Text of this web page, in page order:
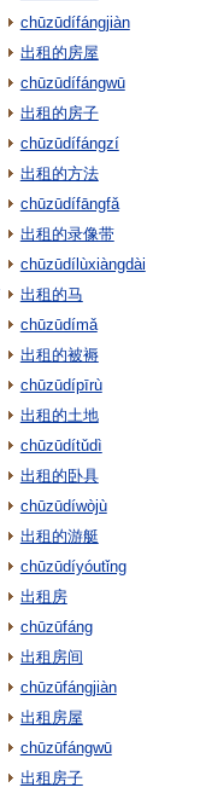
chūzūdífángjiàn
出租的房屋
chūzūdífángwū
出租的房子
chūzūdífángzí
出租的方法
chūzūdífāngfǎ
出租的录像带
chūzūdílùxiàngdài
出租的马
chūzūdímǎ
出租的被褥
chūzūdípīrù
出租的土地
chūzūdítǔdì
出租的卧具
chūzūdíwòjù
出租的游艇
chūzūdíyóutǐng
出租房
chūzūfáng
出租房间
chūzūfángjiàn
出租房屋
chūzūfángwū
出租房子